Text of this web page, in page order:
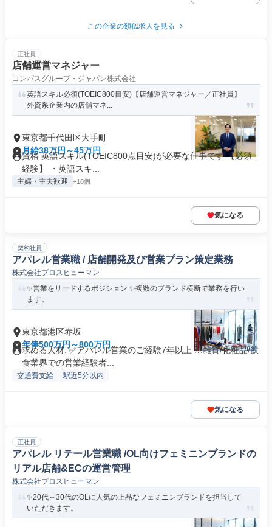
この企業の類似求人を見る
正社員
店舗運営マネジャー
コンパスグループ・ジャパン株式会社
英語スキル必須(TOEIC800目安)【店舗運営マネジャー／正社員】
外資系企業内の店舗マネ...
東京都千代田区大手町
月給38万円～45万円
資格 英語スキル(TOEIC800点目安)が必要な仕事です 【必須
経験】 ・英語スキ...
主婦・主夫歓迎 +18個
気になる
契約社員
アパレル営業職 / 店舗開発及び営業プラン策定業務
株式会社プロスヒューマン
✨営業をリードするポジション ✨複数のブランド横断で業務を行い
ます。
東京都港区赤坂
年俸500万円～800万円
求める人材: ✅アパレル営業のご経験7年以上 ※雑貨/化粧品/飲
食業界での営業経験者...
交通費支給 駅近5分以内
気になる
正社員
アパレル リテール営業職 /OL向けフェミニンブランドの
リアル店舗&ECの運営管理
株式会社プロスヒューマン
✨20代～30代のOLに人気の上品なフェミニンブランドを担当して
いただきます。